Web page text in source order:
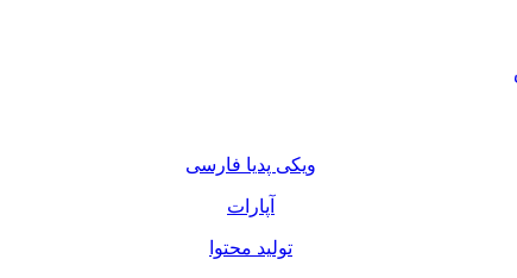
ویکی پدیا فارسی
آپارات
تولید محتوا